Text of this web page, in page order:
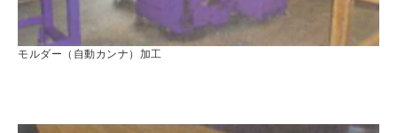
モルダー（自動カンナ）加工